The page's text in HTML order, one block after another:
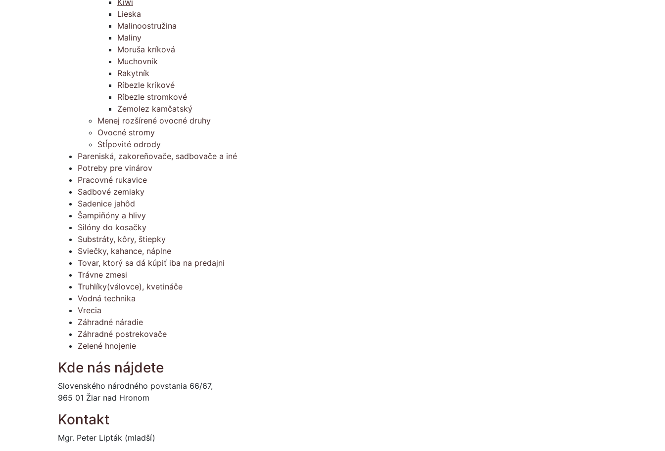
Kiwi
Lieska
Malinoostružina
Maliny
Moruša kríková
Muchovník
Rakytník
Ríbezle kríkové
Ríbezle stromkové
Zemolez kamčatský
Menej rozšírené ovocné druhy
Ovocné stromy
Stĺpovité odrody
Pareniská, zakoreňovače, sadbovače a iné
Potreby pre vinárov
Pracovné rukavice
Sadbové zemiaky
Sadenice jahôd
Šampiňóny a hlivy
Silóny do kosačky
Substráty, kôry, štiepky
Sviečky, kahance, náplne
Tovar, ktorý sa dá kúpiť iba na predajni
Trávne zmesi
Truhlíky(válovce), kvetináče
Vodná technika
Vrecia
Záhradné náradie
Záhradné postrekovače
Zelené hnojenie
Kde nás nájdete
Slovenského národného povstania 66/67,
965 01 Žiar nad Hronom
Kontakt
Mgr. Peter Lipták (mladší)